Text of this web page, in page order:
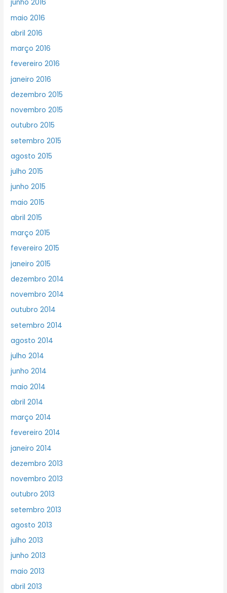
junho 2016
maio 2016
abril 2016
março 2016
fevereiro 2016
janeiro 2016
dezembro 2015
novembro 2015
outubro 2015
setembro 2015
agosto 2015
julho 2015
junho 2015
maio 2015
abril 2015
março 2015
fevereiro 2015
janeiro 2015
dezembro 2014
novembro 2014
outubro 2014
setembro 2014
agosto 2014
julho 2014
junho 2014
maio 2014
abril 2014
março 2014
fevereiro 2014
janeiro 2014
dezembro 2013
novembro 2013
outubro 2013
setembro 2013
agosto 2013
julho 2013
junho 2013
maio 2013
abril 2013